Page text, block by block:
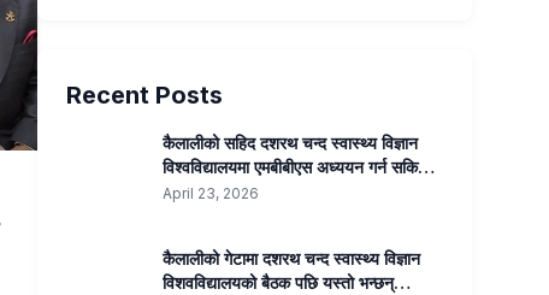
Recent Posts
कैलालीको सहिद दशरथ चन्द स्वास्थ्य विज्ञान
विश्वविद्यालयमा एमबीबीएस अध्ययन गर्न सकिने |
Kantipur Samachar
April 23, 2026
कैलालीको गेटामा दशरथ चन्द स्वास्थ्य विज्ञान
विशवविद्यालयको बैठक पछि यस्तो भन्छन्